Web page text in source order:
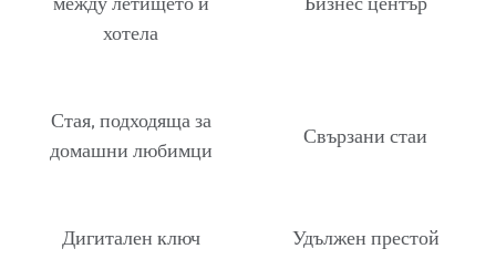
хотела
Стая, подходяща за
домашни любимци
Свързани стаи
Дигитален ключ Удължен престой